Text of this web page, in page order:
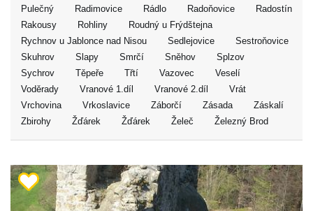
Pulečný
Radimovice Rádlo Radoňovice
Radostín
Rakousy
Rohliny
Roudný u Frýdštejna
Rychnov u Jablonce nad Nisou
Sedlejovice
Sestroňovice
Skuhrov
Slapy Smrčí Sněhov
Splzov
Sychrov
Těpeře Třtí Vazovec
Veselí
Voděrady
Vranové 1.díl Vranové 2.díl
Vrát
Vrchovina
Vrkoslavice Záborčí Zásada
Záskalí
Zbirohy
Žďárek Žďárek Želeč Železný Brod